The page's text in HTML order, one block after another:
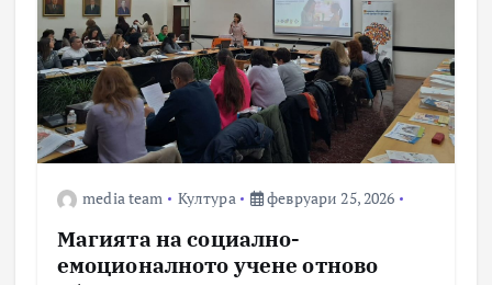
media team Култура февруари 25, 2026
Магията на социално-
емоционалното учене отново